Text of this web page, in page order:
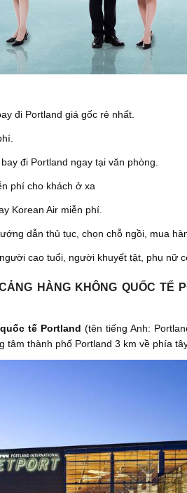
đi Portland giá gốc rẻ nhất.
đi Portland ngay tại văn phòng.
phí cho khách ở xa
Korean Air miễn phí.
dẫn thủ tục, chọn chỗ ngồi, mua
cao tuổi, người khuyết tật, phụ nữ
HÀNG KHÔNG QUỐC TẾ
tế Portland (tên tiếng Anh:
tâm thành phố Portland 3 km về phía